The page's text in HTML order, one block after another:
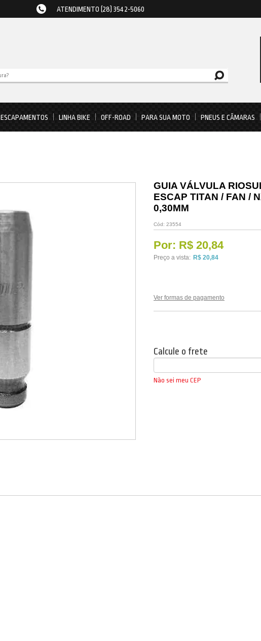
ATENDIMENTO (28) 3542-5060
ESCAPAMENTOS LINHA BIKE OFF-ROAD PARA SUA MOTO PNEUS E CÂMARAS
GUIA VÁLVULA
ESCAP TITAN / FAN /
0,30MM
Cód: 23554
Por: R$ 20,84
Preço a vista: R$ 20,84
Ver formas de pagamento
Calcule o frete
Não sei meu CEP